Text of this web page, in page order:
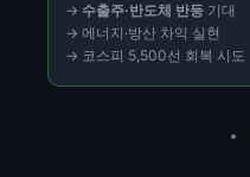
→ 수출주·반도체 반등 기대
→ 에너지·방산 차익 실현
→ 코스피 5,500선 회복 시도